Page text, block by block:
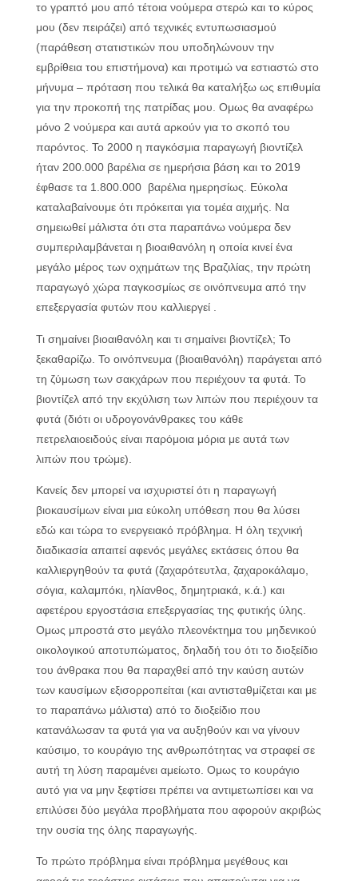
το γραπτό μου από τέτοια νούμερα στερώ και το κύρος
μου (δεν πειράζει) από τεχνικές εντυπωσιασμού
(παράθεση στατιστικών που υποδηλώνουν την
εμβρίθεια του επιστήμονα) και προτιμώ να εστιαστώ στο
μήνυμα – πρόταση που τελικά θα καταλήξω ως επιθυμία
για την προκοπή της πατρίδας μου. Ομως θα αναφέρω
μόνο 2 νούμερα και αυτά αρκούν για το σκοπό του
παρόντος. Το 2000 η παγκόσμια παραγωγή βιοντίζελ
ήταν 200.000 βαρέλια σε ημερήσια βάση και το 2019
έφθασε τα 1.800.000 βαρέλια ημερησίως. Εύκολα
καταλαβαίνουμε ότι πρόκειται για τομέα αιχμής. Να
σημειωθεί μάλιστα ότι στα παραπάνω νούμερα δεν
συμπεριλαμβάνεται η βιοαιθανόλη η οποία κινεί ένα
μεγάλο μέρος των οχημάτων της Βραζιλίας, την πρώτη
παραγωγό χώρα παγκοσμίως σε οινόπνευμα από την
επεξεργασία φυτών που καλλιεργεί .
Τι σημαίνει βιοαιθανόλη και τι σημαίνει βιοντίζελ; Το
ξεκαθαρίζω. Το οινόπνευμα (βιοαιθανόλη) παράγεται από
τη ζύμωση των σακχάρων που περιέχουν τα φυτά. Το
βιοντίζελ από την εκχύλιση των λιπών που περιέχουν τα
φυτά (διότι οι υδρογονάνθρακες του κάθε
πετρελαιοειδούς είναι παρόμοια μόρια με αυτά των
λιπών που τρώμε).
Κανείς δεν μπορεί να ισχυριστεί ότι η παραγωγή
βιοκαυσίμων είναι μια εύκολη υπόθεση που θα λύσει
εδώ και τώρα το ενεργειακό πρόβλημα. Η όλη τεχνική
διαδικασία απαιτεί αφενός μεγάλες εκτάσεις όπου θα
καλλιεργηθούν τα φυτά (ζαχαρότευτλα, ζαχαροκάλαμο,
σόγια, καλαμπόκι, ηλίανθος, δημητριακά, κ.ά.) και
αφετέρου εργοστάσια επεξεργασίας της φυτικής ύλης.
Ομως μπροστά στο μεγάλο πλεονέκτημα του μηδενικού
οικολογικού αποτυπώματος, δηλαδή του ότι το διοξείδιο
του άνθρακα που θα παραχθεί από την καύση αυτών
των καυσίμων εξισορροπείται (και αντισταθμίζεται και με
το παραπάνω μάλιστα) από το διοξείδιο που
κατανάλωσαν τα φυτά για να αυξηθούν και να γίνουν
καύσιμο, το κουράγιο της ανθρωπότητας να στραφεί σε
αυτή τη λύση παραμένει αμείωτο. Ομως το κουράγιο
αυτό για να μην ξεφτίσει πρέπει να αντιμετωπίσει και να
επιλύσει δύο μεγάλα προβλήματα που αφορούν ακριβώς
την ουσία της όλης παραγωγής.
Το πρώτο πρόβλημα είναι πρόβλημα μεγέθους και